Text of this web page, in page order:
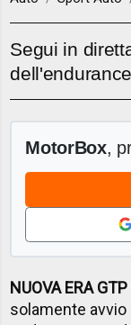
Segui in
MotorBox,
NUOVA ERA GTP
solamente avvio